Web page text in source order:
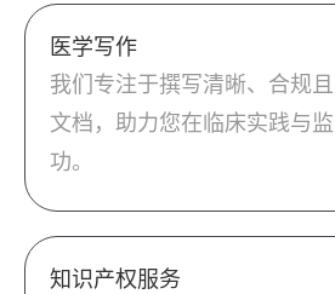
医学写作
我们专注于撰写清晰、合规
文档，助力您在临床实践与
功。
知识产权服务